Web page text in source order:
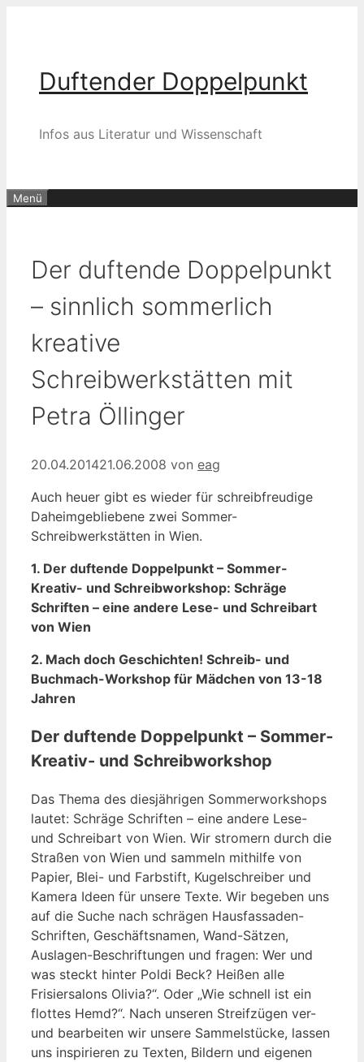
Duftender Doppelpunkt
Infos aus Literatur und Wissenschaft
Menü
Der duftende Doppelpunkt
– sinnlich sommerlich
kreative
Schreibwerkstätten mit
Petra Öllinger
20.04.201421.06.2008 von eag
Auch heuer gibt es wieder für schreibfreudige
Daheimgebliebene zwei Sommer-
Schreibwerkstätten in Wien.
1. Der duftende Doppelpunkt – Sommer-
Kreativ- und Schreibworkshop: Schräge
Schriften – eine andere Lese- und Schreibart
von Wien
2. Mach doch Geschichten! Schreib- und
Buchmach-Workshop für Mädchen von 13-18
Jahren
Der duftende Doppelpunkt – Sommer-
Kreativ- und Schreibworkshop
Das Thema des diesjährigen Sommerworkshops
lautet: Schräge Schriften – eine andere Lese-
und Schreibart von Wien. Wir stromern durch die
Straßen von Wien und sammeln mithilfe von
Papier, Blei- und Farbstift, Kugelschreiber und
Kamera Ideen für unsere Texte. Wir begeben uns
auf die Suche nach schrägen Hausfassaden-
Schriften, Geschäftsnamen, Wand-Sätzen,
Auslagen-Beschriftungen und fragen: Wer und
was steckt hinter Poldi Beck? Heißen alle
Frisiersalons Olivia?“. Oder „Wie schnell ist ein
flottes Hemd?“. Nach unseren Streifzügen ver-
und bearbeiten wir unsere Sammelstücke, lassen
uns inspirieren zu Texten, Bildern und eigenen